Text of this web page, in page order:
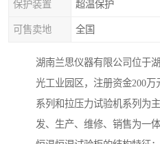
保护装置 超温保护
可售卖地 全国
湖南兰思仪器有限公司位于
光工业园区，注册资金200
系列和拉压力试验机系列为
发、生产、维修、销售为一体